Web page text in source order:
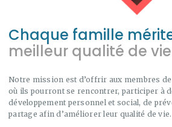
Chaque famille
meilleur qualité de vie
Notre mission est d’offrir aux membres
où ils pourront se rencontrer, participer à
développement personnel et social, de
partage afin d’améliorer leur qualité de vie.